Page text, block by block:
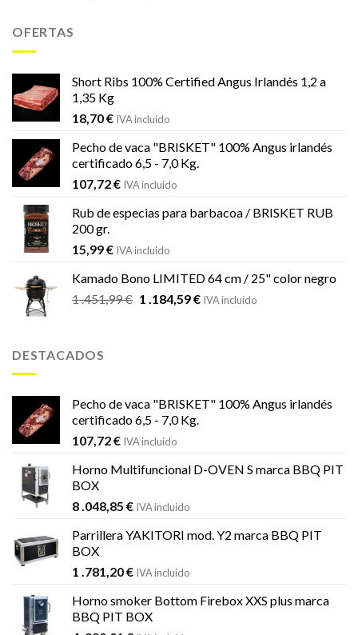
OFERTAS
Short Ribs 100% Certified Angus Irlandés 1,2 a
1,35 Kg
18,70€ IVA incluido
Pecho de vaca "BRISKET" 100% Angus irlandés
certificado 6,5 - 7,0 Kg.
107,72€ IVA incluido
Rub de especias para barbacoa / BRISKET RUB
200 gr.
15,99€ IVA incluido
Kamado Bono LIMITED 64 cm / 25" color negro
1 .451,99€ El
1 .184,59€ElIVA incluido
DESTACADOS
Pecho de vaca "BRISKET" 100% Angus irlandés
certificado 6,5 - 7,0 Kg.
107,72€ IVA incluido
Horno Multifuncional D-OVEN S marca BBQ PIT
BOX
8 .048,85 € IVA incluido
Parrillera YAKITORI mod. Y2 marca BBQ PIT
BOX
1 .781,20€ IVA incluido
Horno smoker Bottom Firebox XXS plus marca
BBQ PIT BOX